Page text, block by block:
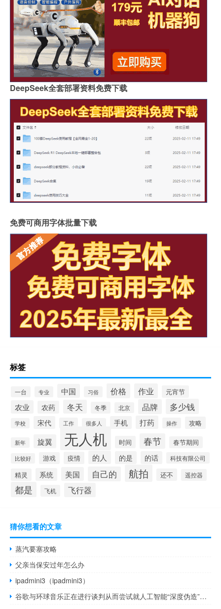
DeepSeek全套部署资料免费下载
免费可商用字体批量下载
标签
一台 专业 中国 习俗 价格 作业 元宵节
农业 农药 冬天 冬季 北京 品牌 多少钱
学校 宋代 工作 很多人 手机 打药 操作 攻略
新年 旋翼 无人机 时间 春节 春节期间
比较好 游戏 疫情 的人 的是 的话 科技有限公司
精灵 系统 美国 自己的 航拍 还不 遥控器
都是 飞机 飞行器
猜你想看的文章
蒸汽要塞攻略
父亲当保安过年怎么办
ipadmini3（ipadmini3）
谷歌与环球音乐正在进行谈判从而尝试就人工智能“深度伪造”技术达成协议双方商谈的内容包括为人工智能生成的歌曲申请“艺术家声音”授权